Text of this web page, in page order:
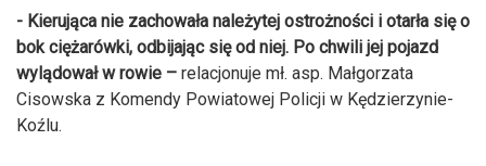
- Kierująca nie zachowała należytej ostrożności i otarła się o
bok ciężarówki, odbijając się od niej. Po chwili jej pojazd
wylądował w rowie – relacjonuje mł. asp. Małgorzata
Cisowska z Komendy Powiatowej Policji w Kędzierzynie-
Koźlu.